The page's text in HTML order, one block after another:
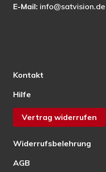
E-Mail: info@satvision.de
Kontakt
Hilfe
Vertrag widerrufen
Widerrufsbelehrung
AGB